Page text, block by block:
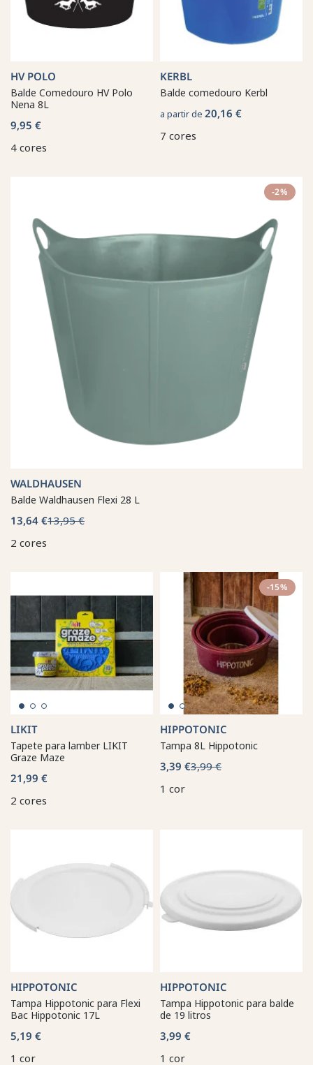
HV POLO
Balde Comedouro HV Polo
Nena 8L
9,95 €
4 cores
KERBL
Balde comedouro Kerbl
a partir de 20,16 €
7 cores
-2%
WALDHAUSEN
Balde Waldhausen Flexi 28 L
13,64 €13,95 €
2 cores
LIKIT
Tapete para lamber LIKIT
Graze Maze
21,99 €
2 cores
-15%
HIPPOTONIC
Tampa 8L Hippotonic
3,39 €3,99 €
1 cor
HIPPOTONIC
Tampa Hippotonic para Flexi
Bac Hippotonic 17L
5,19 €
1 cor
HIPPOTONIC
Tampa Hippotonic para balde
de 19 litros
3,99 €
1 cor